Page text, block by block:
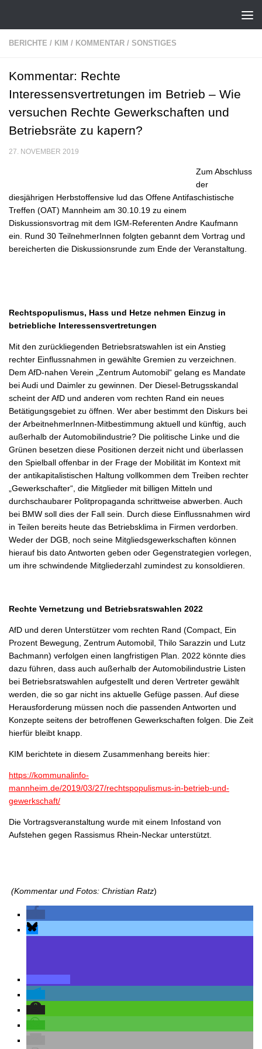
BERICHTE / KIM / KOMMENTAR / SONSTIGES
Kommentar: Rechte
Interessensvertretungen im Betrieb – Wie
versuchen Rechte Gewerkschaften und
Betriebsräte zu kapern?
27. NOVEMBER 2019
Zum Abschluss
der
diesjährigen Herbstoffensive lud das Offene Antifaschistische
Treffen (OAT) Mannheim am 30.10.19 zu einem
Diskussionsvortrag mit dem IGM-Referenten Andre Kaufmann
ein. Rund 30 TeilnehmerInnen folgten gebannt dem Vortrag und
bereicherten die Diskussionsrunde zum Ende der Veranstaltung.
Rechtspopulismus, Hass und Hetze nehmen Einzug in
betriebliche Interessensvertretungen
Mit den zurückliegenden Betriebsratswahlen ist ein Anstieg
rechter Einflussnahmen in gewählte Gremien zu verzeichnen.
Dem AfD-nahen Verein „Zentrum Automobil“ gelang es Mandate
bei Audi und Daimler zu gewinnen. Der Diesel-Betrugsskandal
scheint der AfD und anderen vom rechten Rand ein neues
Betätigungsgebiet zu öffnen. Wer aber bestimmt den Diskurs bei
der ArbeitnehmerInnen-Mitbestimmung aktuell und künftig, auch
außerhalb der Automobilindustrie? Die politische Linke und die
Grünen besetzen diese Positionen derzeit nicht und überlassen
den Spielball offenbar in der Frage der Mobilität im Kontext mit
der antikapitalistischen Haltung vollkommen dem Treiben rechter
„Gewerkschafter“, die Mitglieder mit billigen Mitteln und
durchschaubarer Politpropaganda schrittweise abwerben. Auch
bei BMW soll dies der Fall sein. Durch diese Einflussnahmen wird
in Teilen bereits heute das Betriebsklima in Firmen verdorben.
Weder der DGB, noch seine Mitgliedsgewerkschaften können
hierauf bis dato Antworten geben oder Gegenstrategien vorlegen,
um ihre schwindende Mitgliederzahl zumindest zu konsoldieren.
Rechte Vernetzung und Betriebsratswahlen 2022
AfD und deren Unterstützer vom rechten Rand (Compact, Ein
Prozent Bewegung, Zentrum Automobil, Thilo Sarazzin und Lutz
Bachmann) verfolgen einen langfristigen Plan. 2022 könnte dies
dazu führen, dass auch außerhalb der Automobilindustrie Listen
bei Betriebsratswahlen aufgestellt und deren Vertreter gewählt
werden, die so gar nicht ins aktuelle Gefüge passen. Auf diese
Herausforderung müssen noch die passenden Antworten und
Konzepte seitens der betroffenen Gewerkschaften folgen. Die Zeit
hierfür bleibt knapp.
KIM berichtete in diesem Zusammenhang bereits hier:
https://kommunalinfo-
mannheim.de/2019/03/27/rechtspopulismus-in-betrieb-und-
gewerkschaft/
Die Vortragsveranstaltung wurde mit einem Infostand von
Aufstehen gegen Rassismus Rhein-Neckar unterstützt.
(Kommentar und Fotos: Christian Ratz)